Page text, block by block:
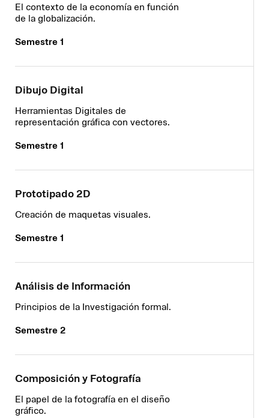
El contexto de la economía en función
de la globalización.
Semestre 1
Dibujo Digital
Herramientas Digitales de
representación gráfica con vectores.
Semestre 1
Prototipado 2D
Creación de maquetas visuales.
Semestre 1
Análisis de Información
Principios de la Investigación formal.
Semestre 2
Composición y Fotografía
El papel de la fotografía en el diseño
gráfico.